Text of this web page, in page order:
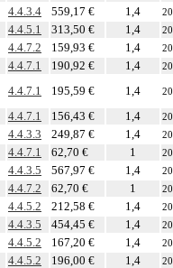
4.4.3.4 559,17 € 1,4
4.4.5.1 313,50 € 1,4
4.4.7.2 159,93 € 1,4
4.4.7.1 190,92 € 1,4
4.4.7.1 195,59 € 1,4
4.4.7.1 156,43 € 1,4
4.4.3.3 249,87 € 1,4
4.4.7.1 62,70 € 1
4.4.3.5 567,97 € 1,4
4.4.7.2 62,70 € 1
4.4.5.2 212,58 € 1,4
4.4.3.5 454,45 € 1,4
4.4.5.2 167,20 € 1,4
4.4.5.2 196,00 € 1,4